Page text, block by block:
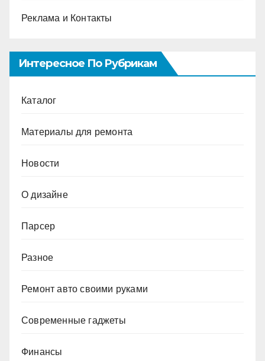
Реклама и Контакты
Интересное По Рубрикам
Каталог
Материалы для ремонта
Новости
О дизайне
Парсер
Разное
Ремонт авто своими руками
Современные гаджеты
Финансы